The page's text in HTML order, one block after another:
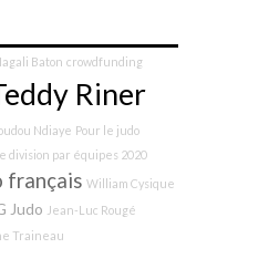
Baton crowdfunding
Riner
Ndiaye Pour le judo
division par équipes 2020
français William Cysique
Judo Jean-Luc Rougé
Traineau